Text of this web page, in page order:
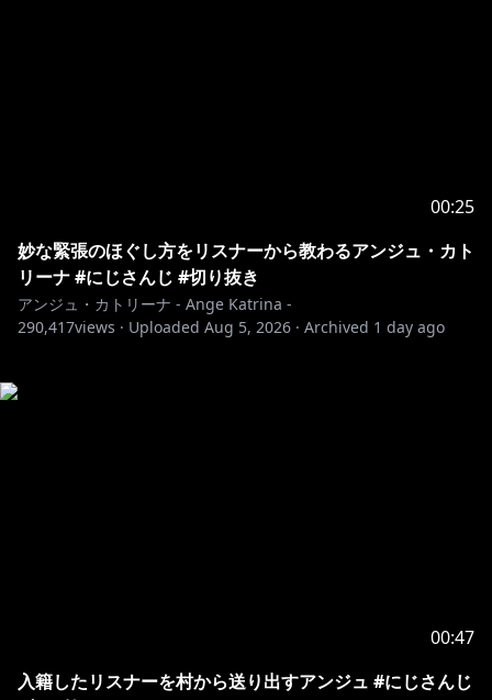
00:25
妙な緊張のほぐし方をリスナーから教わるアンジュ・カト
リーナ #にじさんじ #切り抜き
アンジュ・カトリーナ - Ange Katrina -
290,417views · Uploaded Aug 5, 2026 · Archived 1 day ago
00:47
入籍したリスナーを村から送り出すアンジュ #にじさんじ